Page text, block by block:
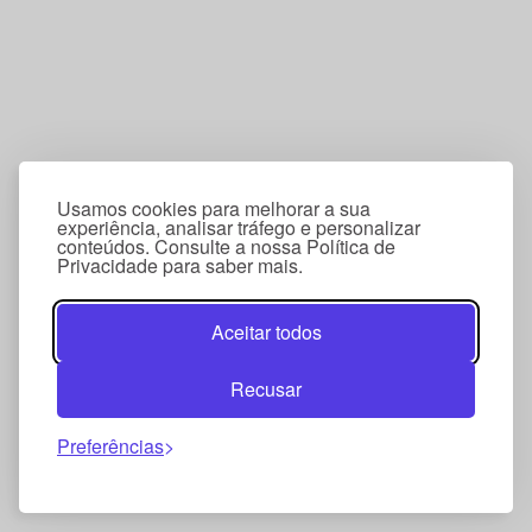
Usamos cookies para melhorar a sua
experiência, analisar tráfego e personalizar
conteúdos. Consulte a nossa Política de
Privacidade para saber mais.
Aceitar todos
Recusar
Preferências